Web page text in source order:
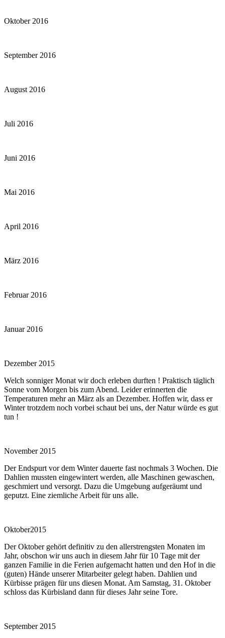
Oktober 2016
September 2016
August 2016
Juli 2016
Juni 2016
Mai 2016
April 2016
März 2016
Februar 2016
Januar 2016
Dezember 2015
Welch sonniger Monat wir doch erleben durften ! Praktisch täglich
Sonne vom Morgen bis zum Abend. Leider erinnerten die
Temperaturen mehr an März als an Dezember. Hoffen wir, dass er
Winter trotzdem noch vorbei schaut bei uns, der Natur würde es gut
tun !
November 2015
Der Endspurt vor dem Winter dauerte fast nochmals 3 Wochen. Die
Dahlien mussten eingewintert werden, alle Maschinen gewaschen,
geschmiert und versorgt. Dazu die Umgebung aufgeräumt und
geputzt. Eine ziemliche Arbeit für uns alle.
Oktober2015
Der Oktober gehört definitiv zu den allerstrengsten Monaten im
Jahr, obschon wir uns auch in diesem Jahr für 10 Tage mit der
ganzen Familie in die Ferien aufgemacht hatten und den Hof in die
(guten) Hände unserer Mitarbeiter gelegt haben. Dahlien und
Kürbisse prägen für uns diesen Monat. Am Samstag, 31. Oktober
schloss das Kürbisland dann für dieses Jahr seine Tore.
September 2015